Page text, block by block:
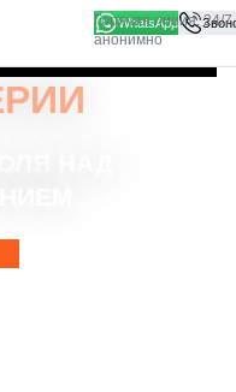
WhatsApp
на то, что
Хорошо